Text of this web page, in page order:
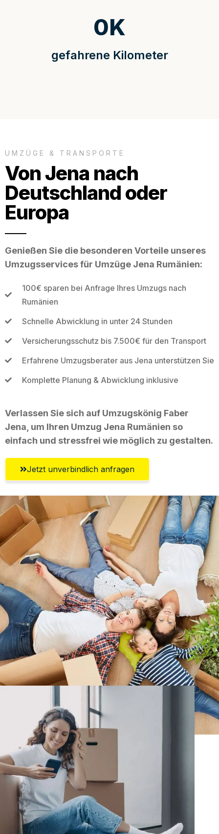
gefahrene Kilometer
0K
UMZÜGE & TRANSPORTE
Von Jena nach
Deutschland oder
Europa
Genießen Sie die besonderen Vorteile unseres
Umzugsservices für Umzüge Jena Rumänien:
100€ sparen bei Anfrage Ihres Umzugs nach
Rumänien
Schnelle Abwicklung in unter 24 Stunden
Versicherungsschutz bis 7.500€ für den Transport
Erfahrene Umzugsberater aus Jena unterstützen Sie
Komplette Planung & Abwicklung inklusive
Verlassen Sie sich auf Umzugskönig Faber
Jena, um Ihren Umzug Jena Rumänien so
einfach und stressfrei wie möglich zu gestalten.
Jetzt unverbindlich anfragen